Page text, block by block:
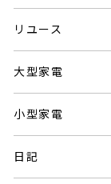
リユース
大型家電
小型家電
日記